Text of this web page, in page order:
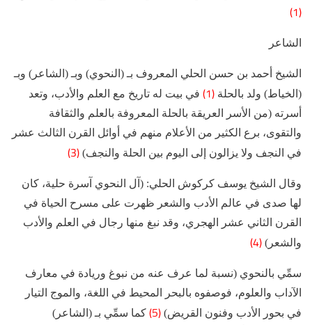
(1)
الشاعر
الشيخ أحمد بن حسن الحلي المعروف بـ (النحوي) وبـ (الشاعر) وبـ
(الخياط) ولد بالحلة (1)
في بيت له تاريخ مع العلم والأدب، وتعد
أسرته (من الأسر العريقة بالحلة المعروفة بالعلم والثقافة
والتقوى، برع الكثير من الأعلام منهم في أوائل القرن الثالث عشر
في النجف ولا يزالون إلى اليوم بين الحلة والنجف) (3)
وقال الشيخ يوسف كركوش الحلي: (آل النحوي آسرة حلية، كان
لها صدى في عالم الأدب والشعر ظهرت على مسرح الحياة في
القرن الثاني عشر الهجري، وقد نبغ منها رجال في العلم والأدب
والشعر) (4)
سمِّي بالنحوي (نسبة لما عرف عنه من نبوغ وريادة في معارف
الآداب والعلوم، فوصفوه بالبحر المحيط في اللغة، والموج التيار
في بحور الأدب وفنون القريض) (5)
كما سمِّي بـ (الشاعر)